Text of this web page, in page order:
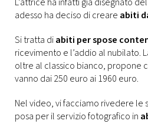
adesso ha deciso di creare abiti
Si tratta diabiti per spose
ricevimento e l’addio al nubilato.
oltre al classico bianco, propone
vanno dai 250 euro ai 1960 euro.
Nel video, vi facciamo rivedere le
posa per il servizio fotografico in